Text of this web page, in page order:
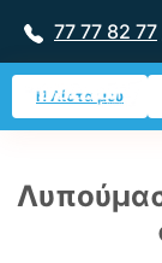
77 77 82 77
Η Λίστα μου